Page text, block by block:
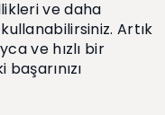
ve daha
Artık
ve hızlı bir